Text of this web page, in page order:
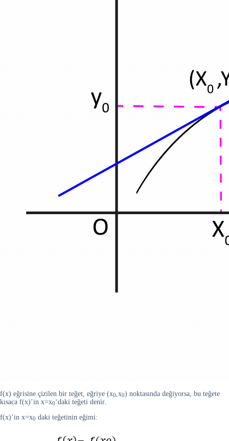
f(x) eğrisine çizilen bir teğet, eğriye (x0 ,x0) noktasında değiyorsa, bu teğete
kısaca f(x)’in x=x0‘daki teğeti denir.
f(x)’in x=x0 daki teğetinin eğimi: